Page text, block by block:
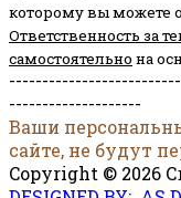
которому вы можете
Ответственность за
самостоятельно на
--------------------
Ваши
сайте, не будут
Copyright © 2026